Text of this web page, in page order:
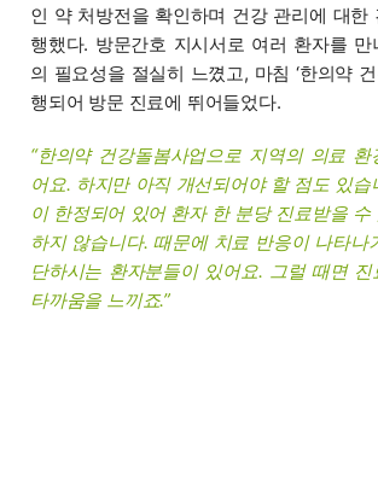
인 약 처방전을 확인하며 건강 관리에 대한
행했다. 방문간호 지시서로 여러 환자를
의 필요성을 절실히 느꼈고, 마침 ‘한의약
행되어 방문 진료에 뛰어들었다.
“한의약 건강돌봄사업으로 지역의 의료
어요. 하지만 아직 개선되어야 할 점도 있습
이 한정되어 있어 환자 한 분당 진료받을 수
하지 않습니다. 때문에 치료 반응이 나타나
단하시는 환자분들이 있어요. 그럴 때면
타까움을 느끼죠.”